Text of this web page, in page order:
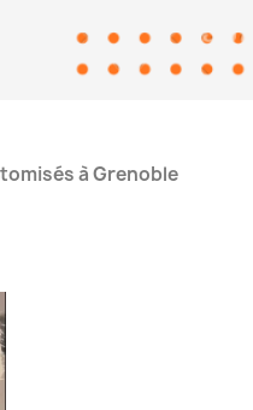
à Grenoble